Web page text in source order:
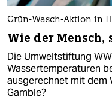
Grün-Wasch-Aktion in
Wie der Mensch,
Die Umweltstiftung
Wassertemperaturen
ausgerechnet mit dem
Gamble?